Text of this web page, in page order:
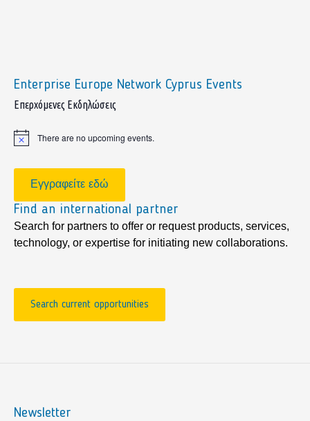
Enterprise Europe Network Cyprus Events
sidebar
Επερχόμενες Εκδηλώσεις
Notice There are no upcoming events.
Εγγραφείτε εδώ
Find an international partner
Search for partners to offer or request products, services,
technology, or expertise for initiating new collaborations.
Search current opportunities
Newsletter